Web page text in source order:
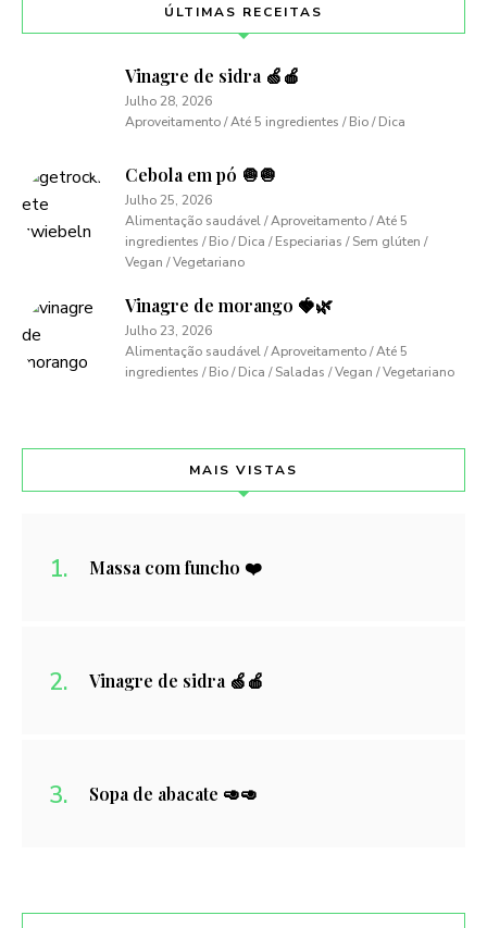
ÚLTIMAS RECEITAS
Vinagre de sidra 🍏🍎
Julho 28, 2026
Aproveitamento / Até 5 ingredientes / Bio / Dica
Cebola em pó 🧅🧅
Julho 25, 2026
Alimentação saudável / Aproveitamento / Até 5
ingredientes / Bio / Dica / Especiarias / Sem glúten /
Vegan / Vegetariano
Vinagre de morango 🍓🌿
Julho 23, 2026
Alimentação saudável / Aproveitamento / Até 5
ingredientes / Bio / Dica / Saladas / Vegan / Vegetariano
MAIS VISTAS
Massa com funcho ❤️
Vinagre de sidra 🍏🍎
Sopa de abacate 🥑🥑